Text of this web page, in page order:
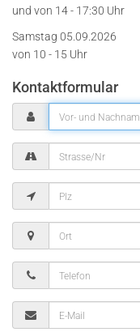
und von 14 - 17:30 Uhr
Samstag 05.09.2026
von 10 - 15 Uhr
Kontaktformular